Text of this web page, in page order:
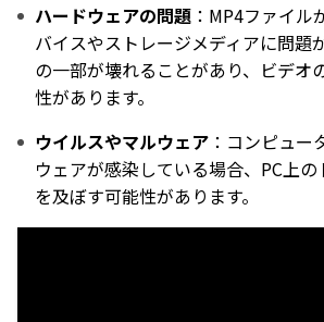
ハードウェアの問題 ：MP4ファイ
バイスやストレージメディアに問題
の一部が壊れることがあり、ビデオ
性があります。
ウイルスやマルウェア ：コンピュー
ウェアが感染している場合、PC上
を及ぼす可能性があります。